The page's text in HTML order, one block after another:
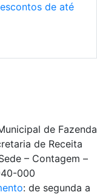
de até
de Fazenda
de Receita
– Contagem –
000
: de segunda a